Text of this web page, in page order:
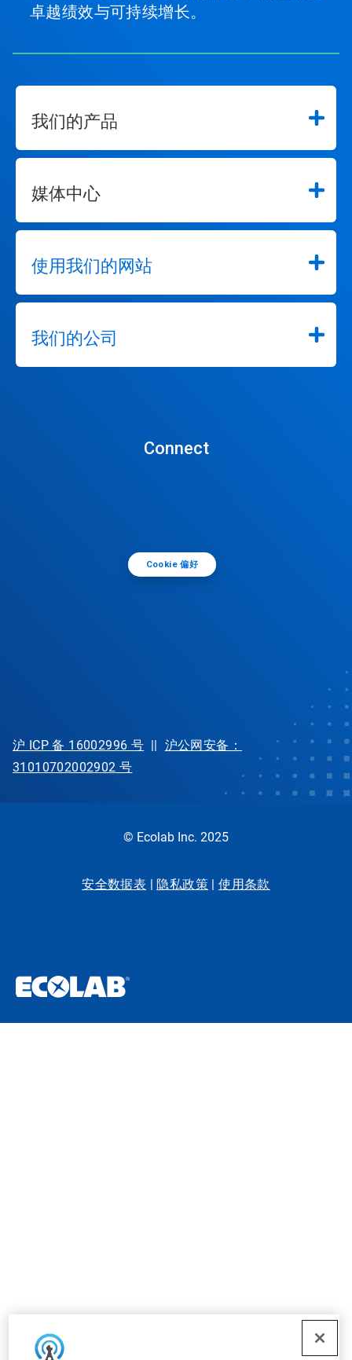
卓越绩效与可持续增长。
我们的产品
媒体中心
使用我们的网站
我们的公司
Connect
Cookie 偏好
沪 ICP 备 16002996 号 || 沪公网安备：
31010702002902 号
© Ecolab Inc. 2025
安全数据表 | 隐私政策 |使用条款